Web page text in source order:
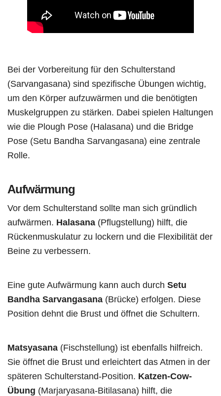
Bei der Vorbereitung für den Schulterstand
(Sarvangasana) sind spezifische Übungen wichtig,
um den Körper aufzuwärmen und die benötigten
Muskelgruppen zu stärken. Dabei spielen Haltungen
wie die Plough Pose (Halasana) und die Bridge
Pose (Setu Bandha Sarvangasana) eine zentrale
Rolle.
Aufwärmung
Vor dem Schulterstand sollte man sich gründlich
aufwärmen. Halasana (Pflugstellung) hilft, die
Rückenmuskulatur zu lockern und die Flexibilität der
Beine zu verbessern.
Eine gute Aufwärmung kann auch durch Setu
Bandha Sarvangasana (Brücke) erfolgen. Diese
Position dehnt die Brust und öffnet die Schultern.
Matsyasana (Fischstellung) ist ebenfalls hilfreich.
Sie öffnet die Brust und erleichtert das Atmen in der
späteren Schulterstand-Position. Katzen-Cow-
Übung (Marjaryasana-Bitilasana) hilft, die